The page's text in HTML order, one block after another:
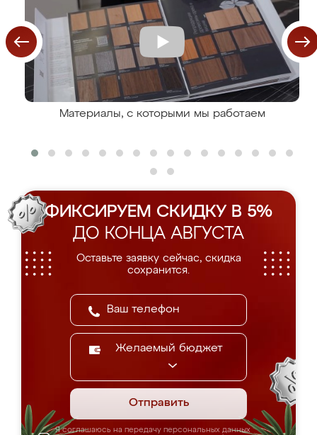
Материалы, с которыми мы работаем
ФИКСИРУЕМ СКИДКУ В 5%
ДО КОНЦА АВГУСТА
Оставьте заявку сейчас, скидка
сохранится.
Желаемый бюджет
Отправить
Я соглашаюсь на передачу персональных данных